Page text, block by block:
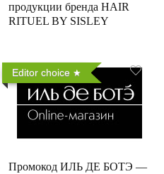
продукции бренда HAIR
RITUEL BY SISLEY
Editor choice
Промокод ИЛЬ ДЕ БОТЭ —